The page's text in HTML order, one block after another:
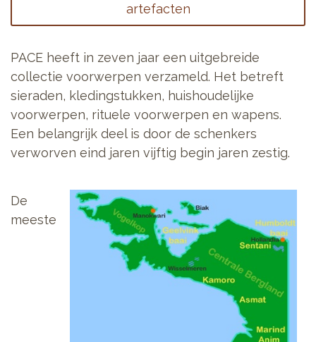
artefacten
PACE heeft in zeven jaar een uitgebreide
collectie voorwerpen verzameld. Het betreft
sieraden, kledingstukken, huishoudelijke
voorwerpen, rituele voorwerpen en wapens.
Een belangrijk deel is door de schenkers
verworven eind jaren vijftig begin jaren zestig.
De
meeste